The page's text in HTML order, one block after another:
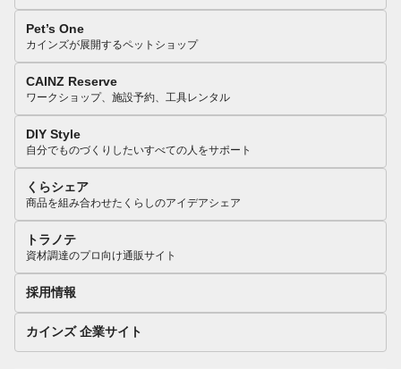
Pet’s One
カインズが展開するペットショップ
CAINZ Reserve
ワークショップ、施設予約、工具レンタル
DIY Style
自分でものづくりしたいすべての人をサポート
くらシェア
商品を組み合わせたくらしのアイデアシェア
トラノテ
資材調達のプロ向け通販サイト
採用情報
カインズ 企業サイト